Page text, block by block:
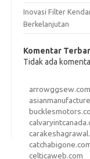
Inovasi Filter
Berkelanjutan
Komentar
Tidak ada
arrowggsew.com
celticaweb.com